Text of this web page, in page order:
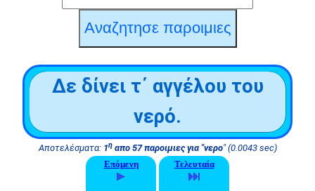
Δε δίνει τ΄ αγγέλου του
νερό.
Αποτελέσματα: 1ηαπο 57 παροιμιες για "νερο" (0.0043 sec)
Επόμενη
Τελευταία